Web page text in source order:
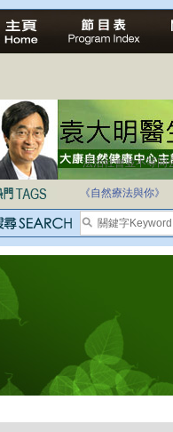
法治社會並不等同
《自然療法與你》